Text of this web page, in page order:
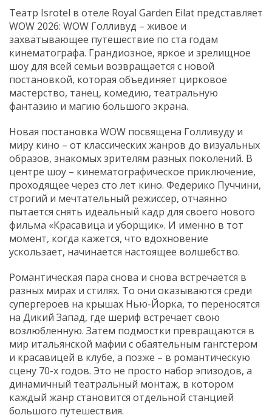
Театр Isrotel в отеле Royal Garden Eilat представляет
WOW 2026: WOW Голливуд – живое и
захватывающее путешествие по ста годам
кинематографа. Грандиозное, яркое и зрелищное
шоу для всей семьи возвращается с новой
постановкой, которая объединяет цирковое
мастерство, танец, комедию, театральную
фантазию и магию большого экрана.
Новая постановка WOW посвящена Голливуду и
миру кино – от классических жанров до визуальных
образов, знакомых зрителям разных поколений. В
центре шоу – кинематографическое приключение,
проходящее через сто лет кино. Федерико Пуччини,
строгий и мечтательный режиссер, отчаянно
пытается снять идеальный кадр для своего нового
фильма «Красавица и уборщик». И именно в тот
момент, когда кажется, что вдохновение
ускользает, начинается настоящее волшебство.
Романтическая пара снова и снова встречается в
разных мирах и стилях. То они оказываются среди
супергероев на крышах Нью-Йорка, то переносятся
на Дикий Запад, где шериф встречает свою
возлюбленную. Затем подмостки превращаются в
мир итальянской мафии с обаятельным гангстером
и красавицей в клубе, а позже – в романтическую
сцену 70-х годов. Это не просто набор эпизодов, а
динамичный театральный монтаж, в котором
каждый жанр становится отдельной станцией
большого путешествия.